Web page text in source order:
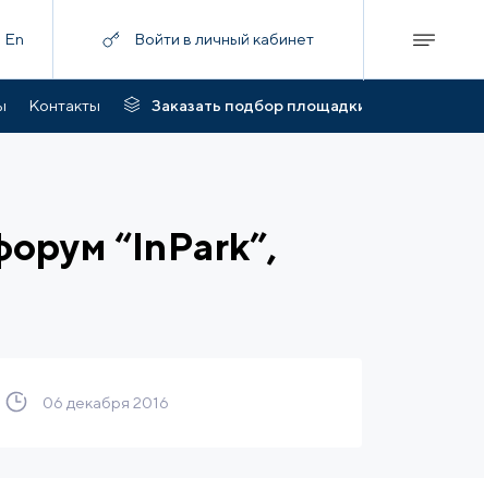
En Войти в личный кабинет
Контакты Заказать подбор площадки
“InPark”,
06 декабря 2016